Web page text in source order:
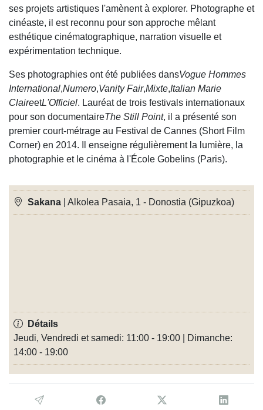
ses projets artistiques l'amènent à explorer. Photographe et
cinéaste, il est reconnu pour son approche mêlant
esthétique cinématographique, narration visuelle et
expérimentation technique.
Ses photographies ont été publiées dansVogue Hommes
International,Numero,Vanity Fair,Mixte,Italian Marie
ClaireetL'Officiel. Lauréat de trois festivals internationaux
pour son documentaireThe Still Point, il a présenté son
premier court-métrage au Festival de Cannes (Short Film
Corner) en 2014. Il enseigne régulièrement la lumière, la
photographie et le cinéma à l'École Gobelins (Paris).
Sakana | Alkolea Pasaia, 1 - Donostia (Gipuzkoa)
Détails
Jeudi, Vendredi et samedi: 11:00 - 19:00 | Dimanche:
14:00 - 19:00